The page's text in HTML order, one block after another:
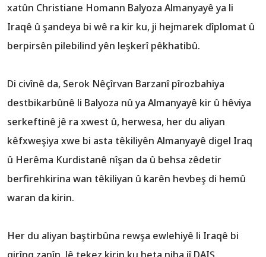
xatûn Christiane Homann Balyoza Almanyayê ya li
Iraqê û şandeya bi wê ra kir ku, ji hejmarek dîplomat û
berpirsên pilebilind yên leşkerî pêkhatibû.
Di civînê da, Serok Nêçîrvan Barzanî pîrozbahiya
destbikarbûnê li Balyoza nû ya Almanyayê kir û hêviya
serkeftinê jê ra xwest û, herwesa, her du aliyan
kêfxweşiya xwe bi asta têkiliyên Almanyayê digel Iraq
û Herêma Kurdistanê nîşan da û behsa zêdetir
berfirehkirina wan têkiliyan û karên hevbeş di hemû
waran da kirin.
Her du aliyan baştirbûna rewşa ewlehiyê li Iraqê bi